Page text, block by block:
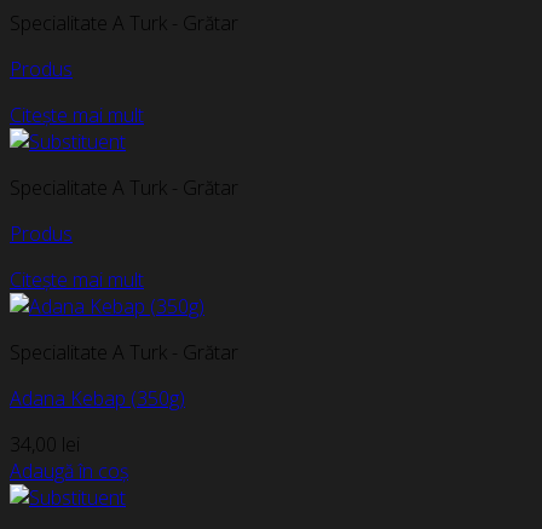
Specialitate A Turk - Grătar
Produs
Citește mai mult
Specialitate A Turk - Grătar
Produs
Citește mai mult
Specialitate A Turk - Grătar
Adana Kebap (350g)
34,00 lei
Adaugă în coș